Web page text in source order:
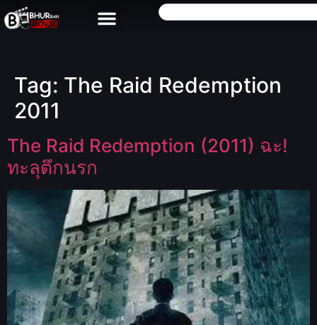
Tag: The Raid Redemption
2011
The Raid Redemption (2011) ฉะ!
ทะลุตึกนรก